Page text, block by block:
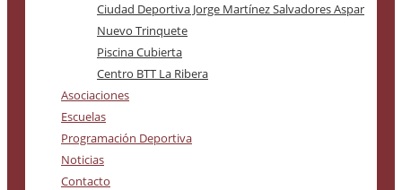
Ciudad Deportiva Jorge Martínez Salvadores Aspar
Nuevo Trinquete
Piscina Cubierta
Centro BTT La Ribera
Asociaciones
Escuelas
Programación Deportiva
Noticias
Contacto